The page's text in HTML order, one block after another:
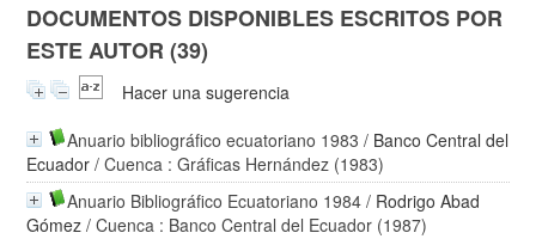
DOCUMENTOS DISPONIBLES ESCRITOS POR
ESTE AUTOR (39)
Hacer una sugerencia
Anuario bibliográfico ecuatoriano 1983 / Banco Central del
Ecuador / Cuenca : Gráficas Hernández (1983)
Anuario Bibliográfico Ecuatoriano 1984 / Rodrigo Abad
Gómez / Cuenca : Banco Central del Ecuador (1987)